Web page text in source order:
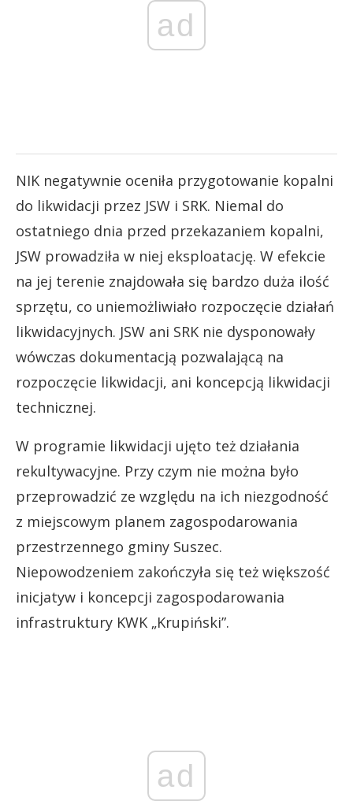
ad
NIK negatywnie oceniła przygotowanie kopalni
do likwidacji przez JSW i SRK. Niemal do
ostatniego dnia przed przekazaniem kopalni,
JSW prowadziła w niej eksploatację. W efekcie
na jej terenie znajdowała się bardzo duża ilość
sprzętu, co uniemożliwiało rozpoczęcie działań
likwidacyjnych. JSW ani SRK nie dysponowały
wówczas dokumentacją pozwalającą na
rozpoczęcie likwidacji, ani koncepcją likwidacji
technicznej.
W programie likwidacji ujęto też działania
rekultywacyjne. Przy czym nie można było
przeprowadzić ze względu na ich niezgodność
z miejscowym planem zagospodarowania
przestrzennego gminy Suszec.
Niepowodzeniem zakończyła się też większość
inicjatyw i koncepcji zagospodarowania
infrastruktury KWK „Krupiński”.
ad